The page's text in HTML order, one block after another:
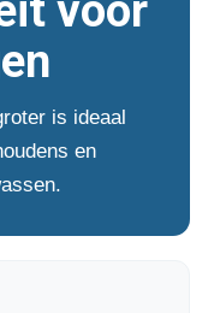
voor
is ideaal
en